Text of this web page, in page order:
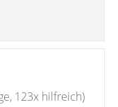
123x hilfreich)